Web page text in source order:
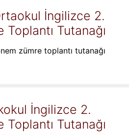
İngilizce 2.
Toplantı Tutanağı
zümre toplantı tutanağı
İngilizce 2.
Toplantı Tutanağı